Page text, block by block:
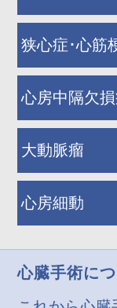
狭心症･心筋
心房中隔欠
大動脈瘤
心房細動
心臓手術に